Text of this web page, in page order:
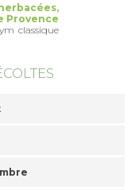
Provence
classique